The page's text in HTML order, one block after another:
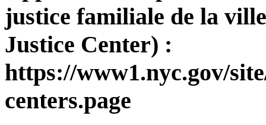
justice familiale de la
Justice Center) :
https://www1.nyc.gov/
centers.page